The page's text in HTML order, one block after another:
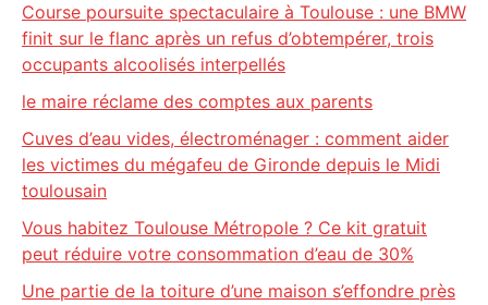
Course poursuite spectaculaire à Toulouse : une BMW
finit sur le flanc après un refus d’obtempérer, trois
occupants alcoolisés interpellés
le maire réclame des comptes aux parents
Cuves d’eau vides, électroménager : comment aider
les victimes du mégafeu de Gironde depuis le Midi
toulousain
Vous habitez Toulouse Métropole ? Ce kit gratuit
peut réduire votre consommation d’eau de 30%
Une partie de la toiture d’une maison s’effondre près